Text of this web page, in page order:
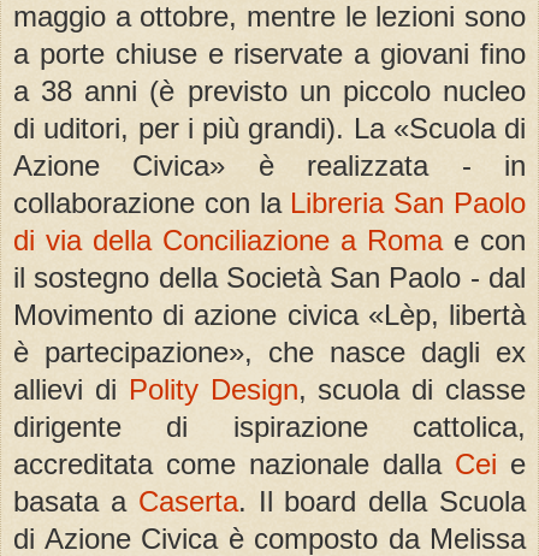
maggio a ottobre, mentre le lezioni sono
a porte chiuse e riservate a giovani fino
a 38 anni (è previsto un piccolo nucleo
di uditori, per i più grandi). La «Scuola di
Azione Civica» è realizzata - in
collaborazione con la Libreria San Paolo
di via della Conciliazione a Romae con
il sostegno della Società San Paolo - dal
Movimento di azione civica «Lèp, libertà
è partecipazione», che nasce dagli ex
allievi di Polity Design, scuola di classe
dirigente di ispirazione cattolica,
accreditata come nazionale dalla Cei e
basata a Caserta. Il board della Scuola
di Azione Civica è composto da Melissa